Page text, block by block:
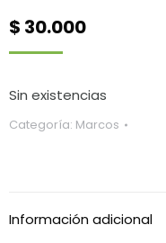
$ 30.000
Sin existencias
Categoría: Marcos
Información adicional